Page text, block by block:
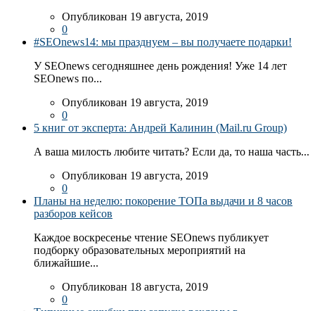
Опубликован 19 августа, 2019
0
#SEOnews14: мы празднуем – вы получаете подарки!
У SEOnews сегодняшнее день рождения! Уже 14 лет
SEOnews по...
Опубликован 19 августа, 2019
0
5 книг от эксперта: Андрей Калинин (Mail.ru Group)
А ваша милость любите читать? Если да, то наша часть...
Опубликован 19 августа, 2019
0
Планы на неделю: покорение ТОПа выдачи и 8 часов
разборов кейсов
Каждое воскресенье чтение SEOnews публикует
подборку образовательных мероприятий на
ближайшие...
Опубликован 18 августа, 2019
0